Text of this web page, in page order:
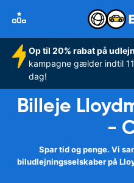
Op til 20% rabat på
kampagne gælder indtil
dag!
Billeje
-
Spar tid og penge. Vi
biludlejningsselskaber på